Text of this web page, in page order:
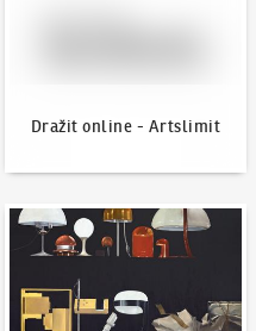
Dražit online - Artslimit
Aktuality